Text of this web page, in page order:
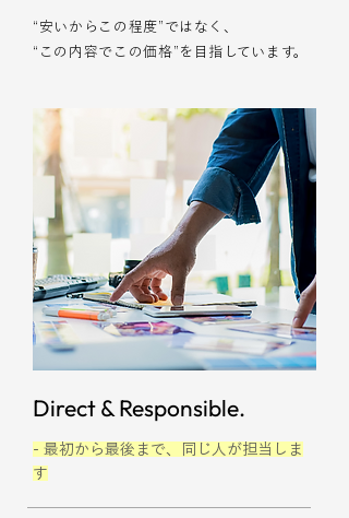
“安いからこの程度”ではなく、
“この内容でこの価格”を目指しています。
Direct & Responsible.
- 最初から最後まで、同じ人が担当しま
す